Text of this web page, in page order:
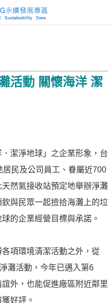
活動 關懷海洋 潔
潔淨地球」之企業形象，台
民及公司員工、眷屬近700
然氣接收站預定地舉辦淨灘
與民眾一起撿拾海灘上的垃
的企業經營目標與承諾。
項環境清潔活動之外，從
灘活動，今年已邁入第6
外，也能促進廠區附近鄰里
好評。